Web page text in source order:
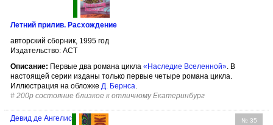
Летний прилив. Расхождение
авторский сборник, 1995 год
Издательство: АСТ
Описание: Первые два романа цикла «Наследие Вселенной». В
настоящей серии изданы только первые четыре романа цикла.
Иллюстрация на обложке Д. Бернса.
# 200р состояние близкое к отличному Екатеринбург
№ 35
Девид де Ангелис